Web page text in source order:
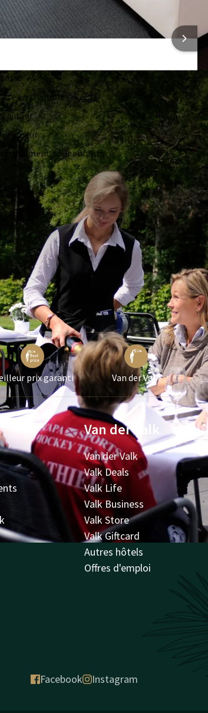
L'HÔTEL
en chambre
fumeur
pour enfants
POSÉES
prix garanti Van der Valk
Van der Valk
Van der Valk
Valk Deals
Valk Life
Valk Business
Valk Store
Valk Giftcard
Autres hôtels
Offres d'emploi
Facebook Instagram